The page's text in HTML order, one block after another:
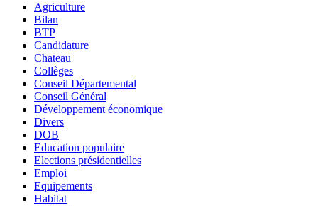
Agriculture
Bilan
BTP
Candidature
Chateau
Collèges
Conseil Départemental
Conseil Général
Développement économique
Divers
DOB
Education populaire
Elections présidentielles
Emploi
Equipements
Habitat